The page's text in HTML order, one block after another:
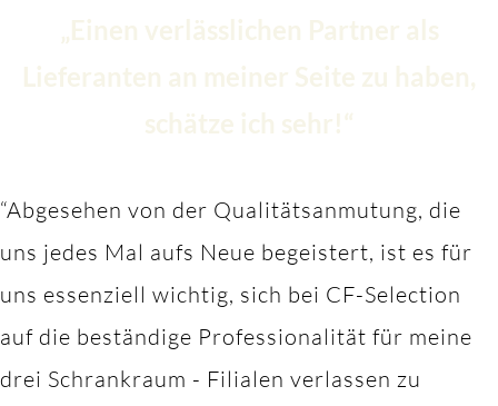
„Einen verlässlichen Partner als
Lieferanten an meiner Seite zu haben,
schätze ich sehr!“
“Abgesehen von der Qualitätsanmutung, die
uns jedes Mal aufs Neue begeistert, ist es für
uns essenziell wichtig, sich bei CF-Selection
auf die beständige Professionalität für meine
drei Schrankraum - Filialen verlassen zu